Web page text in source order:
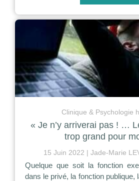
Clinique & Psychologie
« Je n’y arriverai pas ! …
trop grand pour
15 Juin 2022 Jade-Marie
Quelque que soit la fonction
dans le privé, la fonction publique,